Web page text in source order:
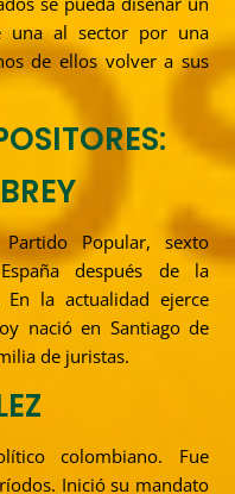
una al sector por una
de ellos volver a sus
Popular, sexto
después de la
la actualidad ejerce
nació en Santiago de
de juristas.
colombiano. Fue
Inició su mandato